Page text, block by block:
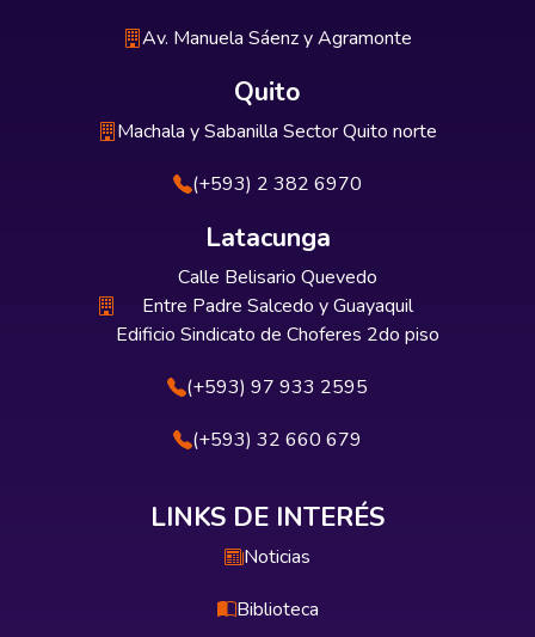
Av. Manuela Sáenz y Agramonte
Quito
Machala y Sabanilla Sector Quito norte
(+593) 2 382 6970
Latacunga
Calle Belisario Quevedo
Entre Padre Salcedo y Guayaquil
Edificio Sindicato de Choferes 2do piso
(+593) 97 933 2595
(+593) 32 660 679
LINKS DE INTERÉS
Noticias
Biblioteca